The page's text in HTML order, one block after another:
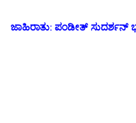
ಜಾಹಿರಾತು: ಪಂಡೀತ್ ಸುದರ್ಶನ್